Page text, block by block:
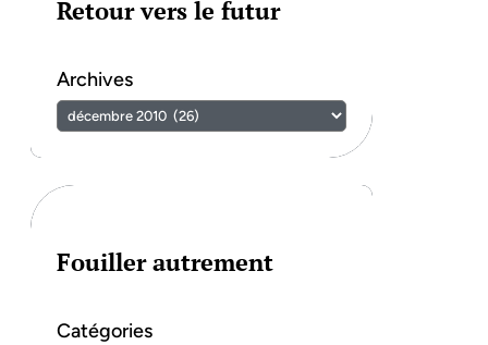
Retour vers le futur
Archives
Fouiller autrement
Catégories